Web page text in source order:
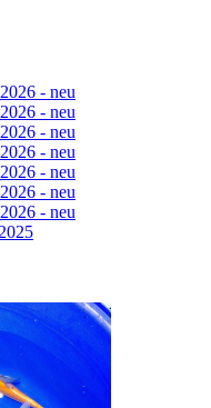
- neu
- neu
- neu
- neu
- neu
- neu
- neu